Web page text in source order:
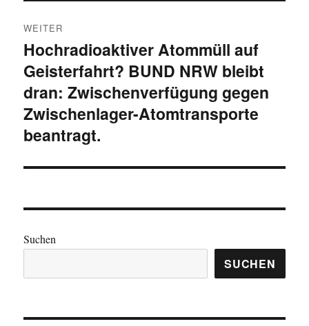
WEITER
Nächster
Beitrag:
Hochradioaktiver Atommüll auf
Geisterfahrt? BUND NRW bleibt
dran: Zwischenverfügung gegen
Zwischenlager-Atomtransporte
beantragt.
Suchen
SUCHEN